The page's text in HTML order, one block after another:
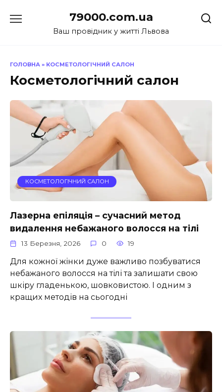
до
79000.com.ua
Ваш провідник у житті Львова
ГОЛОВНА » КОСМЕТОЛОГІЧНИЙ САЛОН
Косметологічний салон
КОСМЕТОЛОГІЧНИЙ САЛОН
Лазерна епіляція – сучасний метод
видалення небажаного волосся на тілі
13 Березня, 2026 0 19
Для кожної жінки дуже важливо позбуватися
небажаного волосся на тілі та залишати свою
шкіру гладенькою, шовковистою. І одним з
кращих методів на сьогодні